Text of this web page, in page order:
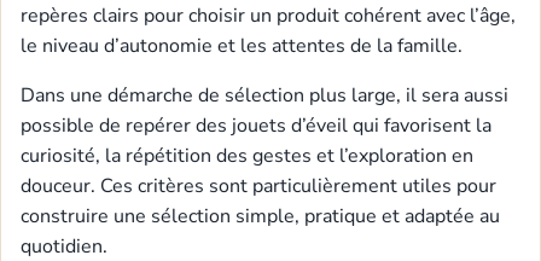
repères clairs pour choisir un produit cohérent avec l’âge,
le niveau d’autonomie et les attentes de la famille.
Dans une démarche de sélection plus large, il sera aussi
possible de repérer des jouets d’éveil qui favorisent la
curiosité, la répétition des gestes et l’exploration en
douceur. Ces critères sont particulièrement utiles pour
construire une sélection simple, pratique et adaptée au
quotidien.